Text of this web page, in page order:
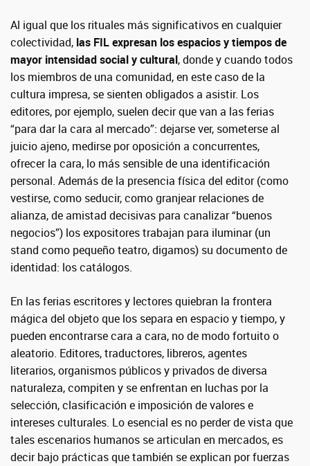
Al igual que los rituales más significativos en cualquier
colectividad, las FIL expresan los espacios y tiempos de
mayor intensidad social y cultural, donde y cuando todos
los miembros de una comunidad, en este caso de la
cultura impresa, se sienten obligados a asistir. Los
editores, por ejemplo, suelen decir que van a las ferias
“para dar la cara al mercado”: dejarse ver, someterse al
juicio ajeno, medirse por oposición a concurrentes,
ofrecer la cara, lo más sensible de una identificación
personal. Además de la presencia física del editor (como
vestirse, como seducir, como granjear relaciones de
alianza, de amistad decisivas para canalizar “buenos
negocios”) los expositores trabajan para iluminar (un
stand como pequeño teatro, digamos) su documento de
identidad: los catálogos.
En las ferias escritores y lectores quiebran la frontera
mágica del objeto que los separa en espacio y tiempo, y
pueden encontrarse cara a cara, no de modo fortuito o
aleatorio. Editores, traductores, libreros, agentes
literarios, organismos públicos y privados de diversa
naturaleza, compiten y se enfrentan en luchas por la
selección, clasificación e imposición de valores e
intereses culturales. Lo esencial es no perder de vista que
tales escenarios humanos se articulan en mercados, es
decir bajo prácticas que también se explican por fuerzas